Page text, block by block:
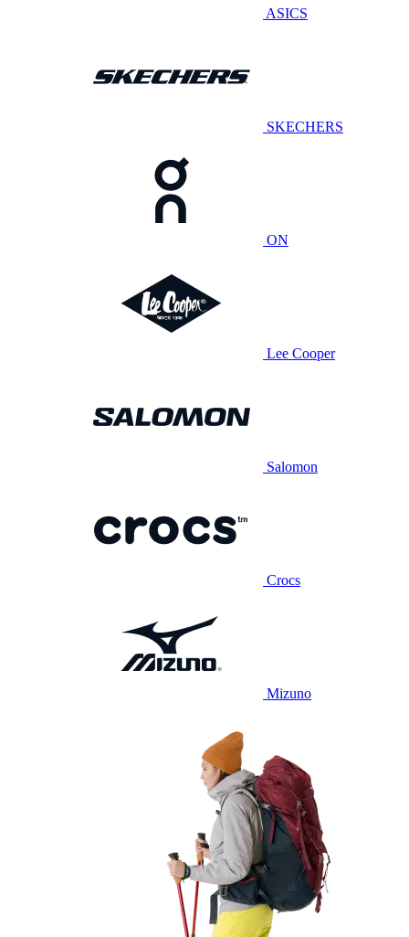
ASICS
SKECHERS
ON
Lee Cooper
Salomon
Crocs
Mizuno